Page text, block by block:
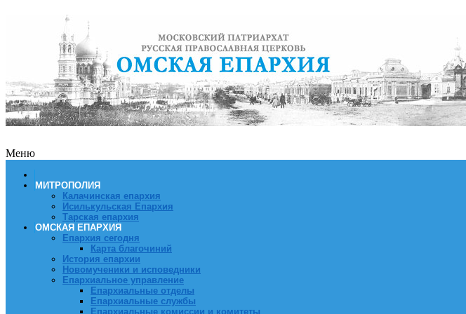
Меню
МИТРОПОЛИЯ
Калачинская епархия
Исилькульская Епархия
Тарская епархия
ОМСКАЯ ЕПАРХИЯ
Епархия сегодня
Карта благочиний
История епархии
Новомученики и исповедники
Епархиальное управление
Епархиальные отделы
Епархиальные службы
Епархиальные комиссии и комитеты